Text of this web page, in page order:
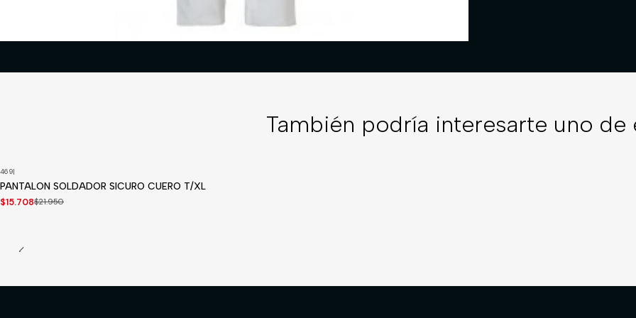
También podría interesarte uno de
469|
PANTALON SOLDADOR SICURO CUERO T/XL
$15.708$21.950